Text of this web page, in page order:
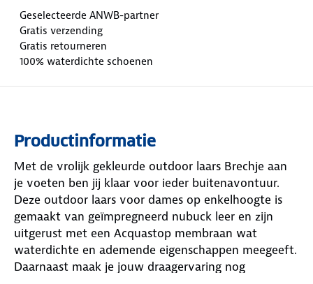
Geselecteerde ANWB-partner
Gratis verzending
Gratis retourneren
100% waterdichte schoenen
Productinformatie
Met de vrolijk gekleurde outdoor laars Brechje aan
je voeten ben jij klaar voor ieder buitenavontuur.
Deze outdoor laars voor dames op enkelhoogte is
gemaakt van geïmpregneerd nubuck leer en zijn
uitgerust met een Acquastop membraan wat
waterdichte en ademende eigenschappen meegeeft.
Daarnaast maak je jouw draagervaring nog